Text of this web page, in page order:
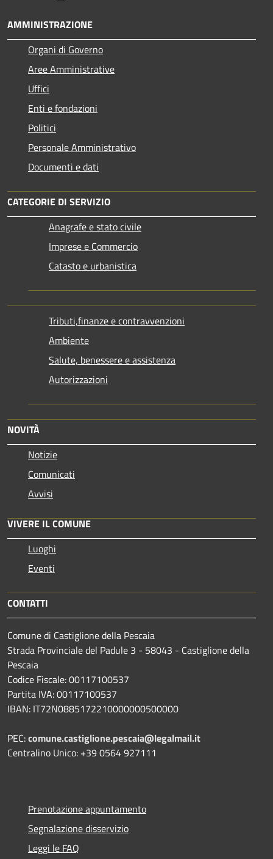
AMMINISTRAZIONE
Organi di Governo
Aree Amministrative
Uffici
Enti e fondazioni
Politici
Personale Amministrativo
Documenti e dati
CATEGORIE DI SERVIZIO
Anagrafe e stato civile
Imprese e Commercio
Catasto e urbanistica
Tributi,finanze e contravvenzioni
Ambiente
Salute, benessere e assistenza
Autorizzazioni
NOVITÀ
Notizie
Comunicati
Avvisi
VIVERE IL COMUNE
Luoghi
Eventi
CONTATTI
Comune di Castiglione della Pescaia
Strada Provinciale del Padule 3 - 58043 - Castiglione della
Pescaia
Codice Fiscale: 00117100537
Partita IVA: 00117100537
IBAN: IT72N0885172210000000500000
PEC:comune.castiglione.pescaia@legalmail.it
Centralino Unico: +39 0564 927111
Prenotazione appuntamento
Segnalazione disservizio
Leggi le FAQ